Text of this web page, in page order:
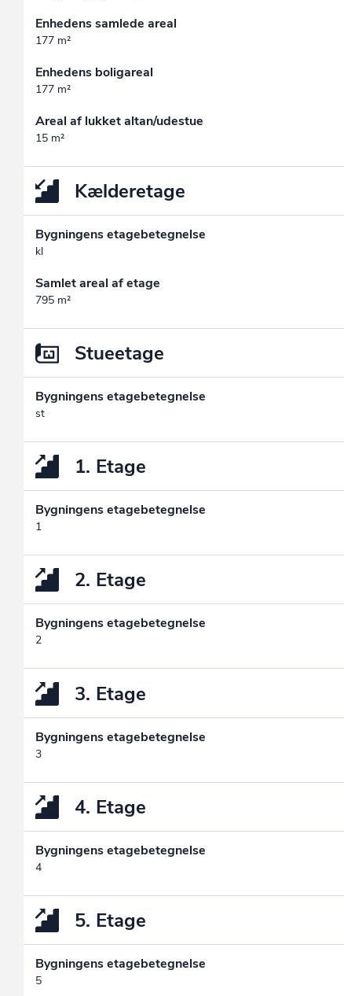
Enhedens samlede areal
177 m²
Enhedens boligareal
177 m²
Areal af lukket altan/udestue
15 m²
Kælderetage
Bygningens etagebetegnelse
kl
Samlet areal af etage
795 m²
Stueetage
Bygningens etagebetegnelse
st
1. Etage
Bygningens etagebetegnelse
1
2. Etage
Bygningens etagebetegnelse
2
3. Etage
Bygningens etagebetegnelse
3
4. Etage
Bygningens etagebetegnelse
4
5. Etage
Bygningens etagebetegnelse
5